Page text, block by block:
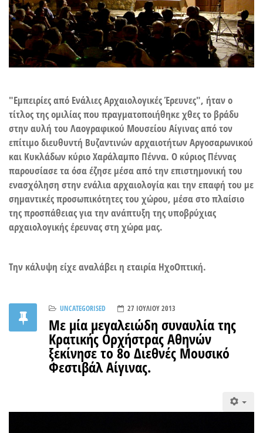
"Εμπειρίες από Ενάλιες Αρχαιολογικές Έρευνες", ήταν ο
τίτλος της ομιλίας που πραγματοποιήθηκε χθες το βράδυ
στην αυλή του Λαογραφικού Μουσείου Αίγινας από τον
επίτιμο διευθυντή Βυζαντινών αρχαιοτήτων Αργοσαρωνικού
και Κυκλάδων κύριο Χαράλαμπο Πέννα. Ο κύριος Πέννας
παρουσίασε τα όσα έζησε μέσα από την επιστημονική του
ενασχόληση στην ενάλια αρχαιολογία και την επαφή του με
σημαντικές προσωπικότητες του χώρου, μέσα στο πλαίσιο
της προσπάθειας για την ανάπτυξη της υποβρύχιας
αρχαιολογικής έρευνας στη χώρα μας.
Την κάλυψη είχε αναλάβει η εταιρία ΗχοΟπτική.
UNCATEGORISED 27 ΙΟΥΛΊΟΥ 2013
Με μία μεγαλειώδη συναυλία της
Κρατικής Ορχήστρας Αθηνών
ξεκίνησε το 8ο Διεθνές Μουσικό
Φεστιβάλ Αίγινας.